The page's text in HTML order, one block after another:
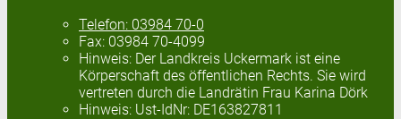
Telefon: 03984 70-0
Fax: 03984 70-4099
Hinweis: Der Landkreis Uckermark ist eine
Körperschaft des öffentlichen Rechts. Sie wird
vertreten durch die Landrätin Frau Karina Dörk
Hinweis: Ust-IdNr: DE163827811